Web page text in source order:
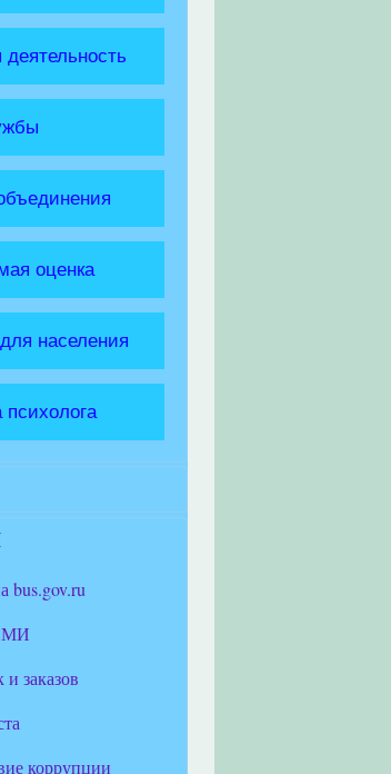
деятельность
оценка
населения
психолога
bus.gov.ru
и заказов
коррупции